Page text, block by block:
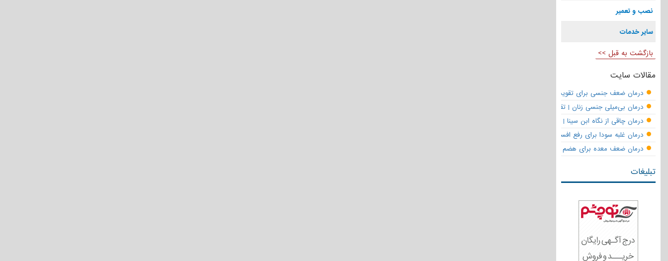
نصب و تعمیر
سایر خدمات
بازگشت به قبل >>
مقالات سایت
درمان ضعف جنسی برای تقویت قوای مردانه | تقویت نعوظ و رفع زودانزالی
درمان بی‌میلی جنسی زنان | تقویت قوای جنسی و بازگشت لذت
درمان چاقی از نگاه ابن سینا | نسخه حکما برای کاهش وزن طبیعی
درمان غلبه سودا برای رفع افسردگی
درمان ضعف معده برای هضم قوی
تبلیغات